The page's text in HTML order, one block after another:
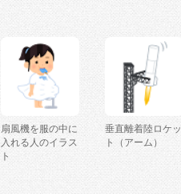
扇風機を服の中に
入れる人のイラス
ト
垂直離着陸ロケッ
ト（アーム）